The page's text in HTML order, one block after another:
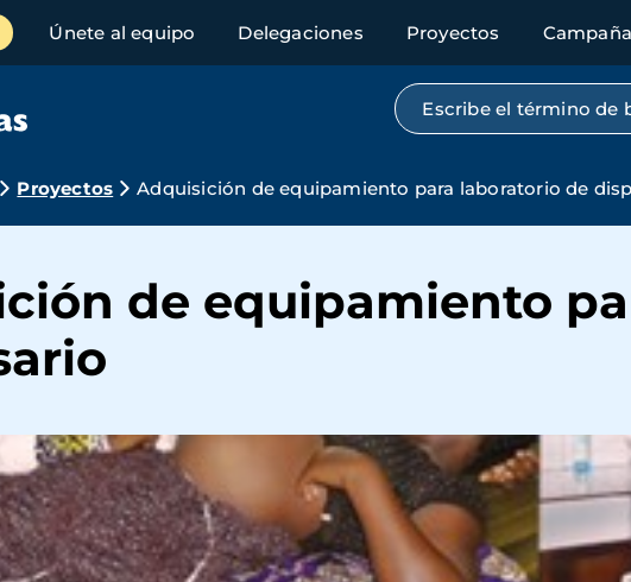
Únete al equipo Delegaciones Proyectos
Búsqueda por texto
Proyectos Adquisición de equipamiento para laboratorio de
de equipamiento